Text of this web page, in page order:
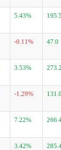
5.43% 195.5
-0.11% 47.0
3.53% 273.2
-1.29% 131.0
7.22%
3.42%